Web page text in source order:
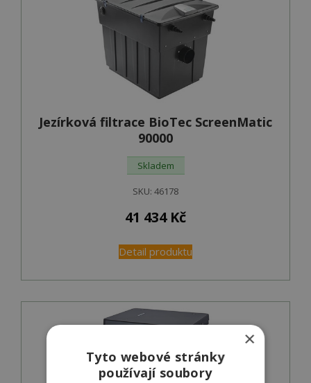
Jezírková filtrace BioTec ScreenMatic
90000
Skladem
SKU: 46178
41 434 Kč
Detail produktu
×
Tyto webové stránky
používají soubory